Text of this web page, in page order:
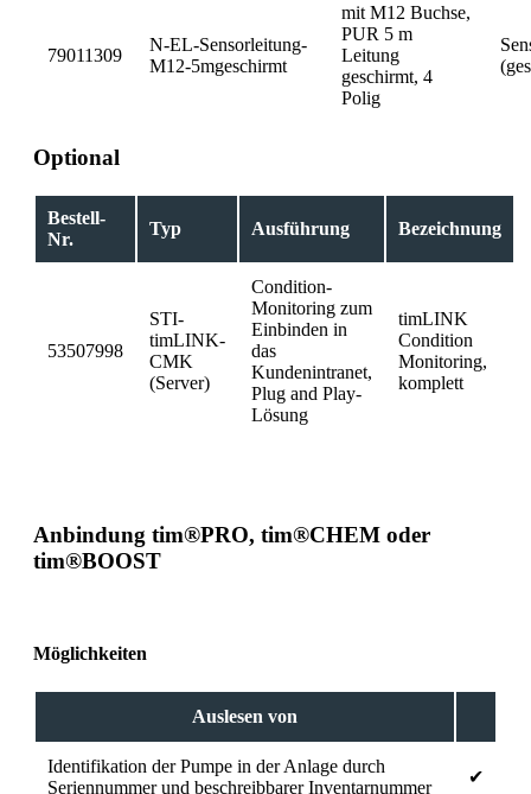
79011309
N-EL-Sensorleitung-
M12-5mgeschirmt
mit M12 Buchse,
PUR 5 m
Leitung
geschirmt, 4
Polig
Optional
Bestell-
Nr.
Typ Ausführung Bezeichnung
53507998
STI-
timLINK-
CMK
(Server)
Condition-
Monitoring zum
Einbinden in
das
Kundenintranet,
Plug and Play-
Lösung
timLINK
Condition
Monitoring,
komplett
Anbindung tim®PRO, tim®CHEM oder
tim®BOOST
Möglichkeiten
Auslesen von
Identifikation der Pumpe in der Anlage durch
Seriennummer und beschreibbarer Inventarnummer
✔